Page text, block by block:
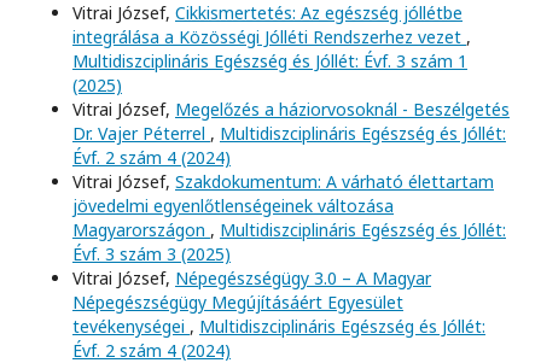
Vitrai József, Cikkismertetés: Az egészség jóllétbe
integrálása a Közösségi Jólléti Rendszerhez vezet ,
Multidiszciplináris Egészség és Jóllét: Évf. 3 szám 1
(2025)
Vitrai József, Megelőzés a háziorvosoknál - Beszélgetés
Dr. Vajer Péterrel , Multidiszciplináris Egészség és Jóllét:
Évf. 2 szám 4 (2024)
Vitrai József, Szakdokumentum: A várható élettartam
jövedelmi egyenlőtlenségeinek változása
Magyarországon , Multidiszciplináris Egészség és Jóllét:
Évf. 3 szám 3 (2025)
Vitrai József, Népegészségügy 3.0 – A Magyar
Népegészségügy Megújításáért Egyesület
tevékenységei , Multidiszciplináris Egészség és Jóllét:
Évf. 2 szám 4 (2024)